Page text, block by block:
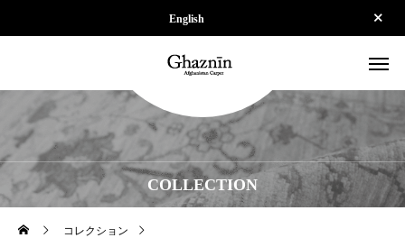
English
COLLECTION
コレクション